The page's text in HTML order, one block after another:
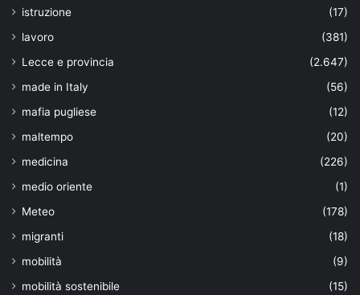
istruzione
(17)
lavoro
(381)
Lecce e provincia
(2.647)
made in Italy
(56)
mafia pugliese
(12)
maltempo
(20)
medicina
(226)
medio oriente
(1)
Meteo
(178)
migranti
(18)
mobilità
(9)
mobilità sostenibile
(15)